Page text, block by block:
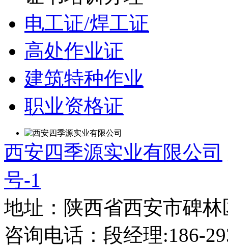
电工证/焊工证
高处作业证
建筑特种作业
职业资格证
西安四季源实业有限公司
号-1
地址：陕西省西安市碑
咨询电话：段经理:186-